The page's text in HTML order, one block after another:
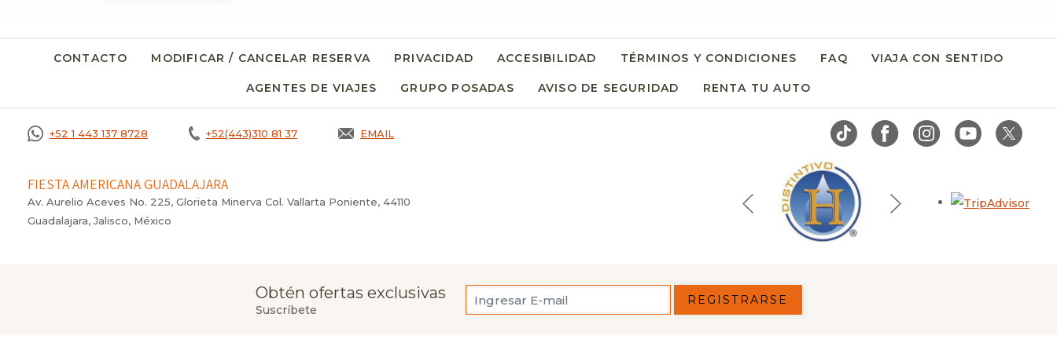
CONTACTO MODIFICAR / CANCELAR RESERVA PRIVACIDAD ACCESIBILIDAD TÉRMINOS Y CONDICIONES FAQ VIAJA CON SENTIDO
AGENTES DE VIAJES GRUPO POSADAS AVISO DE SEGURIDAD RENTA TU AUTO
+52 1 443 137 8728 +52(443)310 81 37 EMAIL
FIESTA AMERICANA GUADALAJARA
Av. Aurelio Aceves No. 225, Glorieta Minerva Col. Vallarta Poniente, 44110
Guadalajara, Jalisco, México
Obtén ofertas exclusivas
Suscríbete
REGISTRARSE